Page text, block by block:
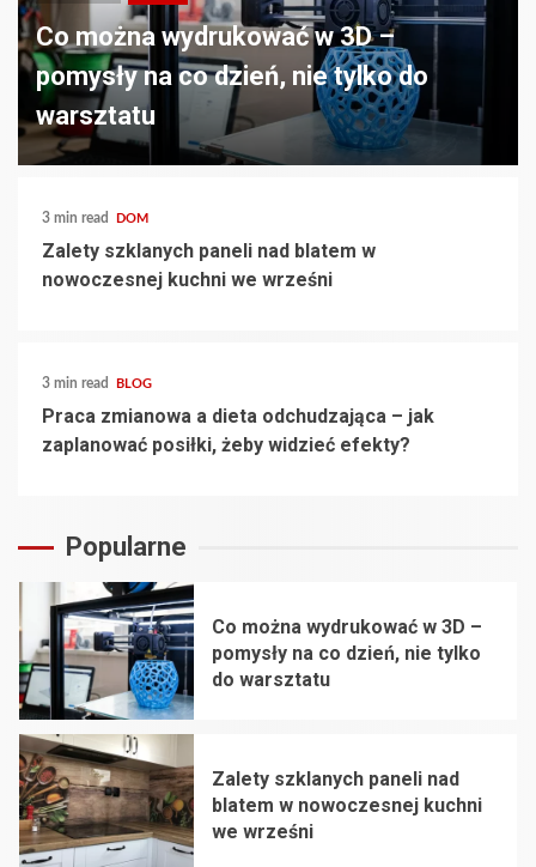
Co można wydrukować w 3D –
pomysły na co dzień, nie tylko do
warsztatu
3 min read DOM
Zalety szklanych paneli nad blatem w
nowoczesnej kuchni we wrześni
3 min read BLOG
Praca zmianowa a dieta odchudzająca – jak
zaplanować posiłki, żeby widzieć efekty?
Popularne
1
Co można wydrukować w 3D –
pomysły na co dzień, nie tylko
do warsztatu
2
Zalety szklanych paneli nad
blatem w nowoczesnej kuchni
we wrześni